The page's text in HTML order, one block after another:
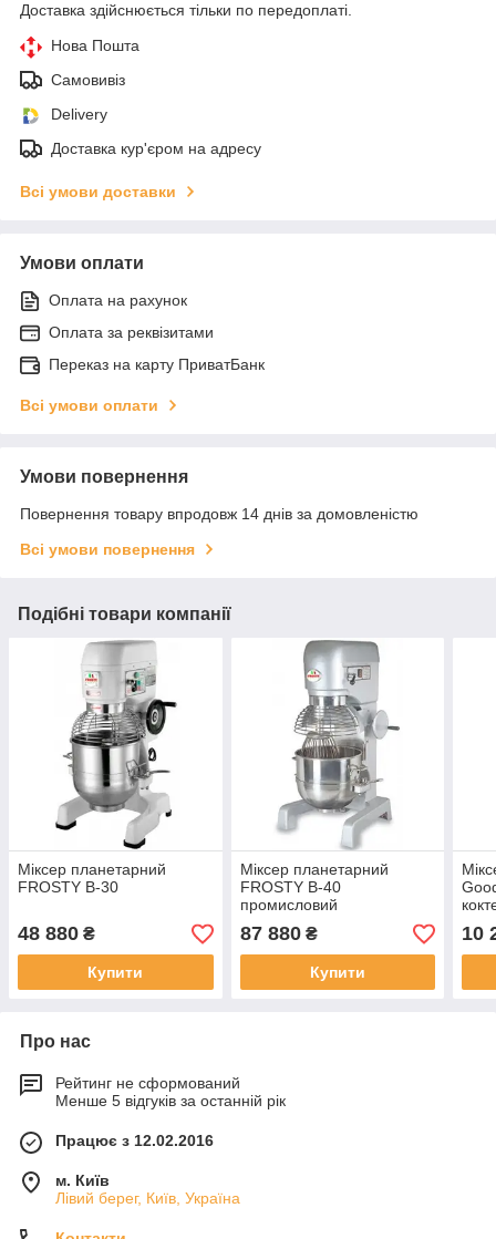
Доставка здійснюється тільки по передоплаті.
Нова Пошта
Самовивіз
Delivery
Доставка кур'єром на адресу
Всі умови доставки
Умови оплати
Оплата на рахунок
Оплата за реквізитами
Переказ на карту ПриватБанк
Всі умови оплати
Умови повернення
Повернення товару впродовж 14 днів за домовленістю
Всі умови повернення
Подібні товари компанії
Міксер планетарний
FROSTY B-30
48 880 ₴
Купити
Міксер планетарний
FROSTY B-40
промисловий
87 880₴
Купити
10
Про нас
Рейтинг не сформований
Менше 5 відгуків за останній рік
Працює з 12.02.2016
м. Київ
Лівий берег, Київ, Україна